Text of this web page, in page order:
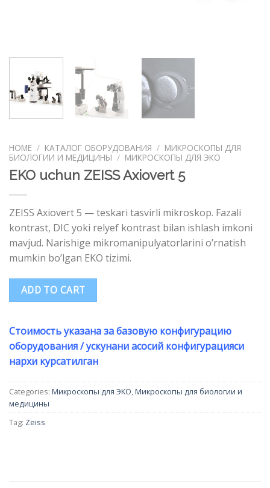
HOME / КАТАЛОГ ОБОРУДОВАНИЯ / МИКРОСКОПЫ ДЛЯ
БИОЛОГИИ И МЕДИЦИНЫ / МИКРОСКОПЫ ДЛЯ ЭКО
EKO uchun ZEISS Axiovert 5
ZEISS Axiovert 5 — teskari tasvirli mikroskop. Fazali
kontrast, DIC yoki relyef kontrast bilan ishlash imkoni
mavjud. Narishige mikromanipulyatorlarini o’rnatish
mumkin bo’lgan EKO tizimi.
ADD TO CART
Стоимость указана за базовую конфигурацию
оборудования / ускунани асосий конфигурацияси
нархи курсатилган
Categories: Микроскопы для ЭКО,Микроскопы для биологии и
медицины
Tag: Zeiss